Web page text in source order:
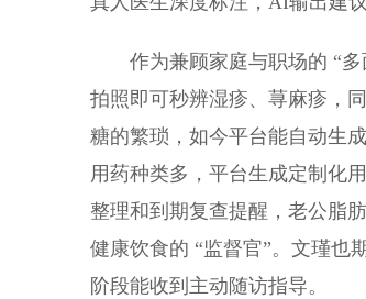
作为兼顾家庭与职场的 “
拍照即可秒辨湿疹、荨麻疹，
糖的繁琐，如今平台能自动生
用药种类多，平台生成定制化
整理和到期复查提醒，老公脂
健康饮食的 “监督官”。文瑾也
阶段能收到主动随访指导。